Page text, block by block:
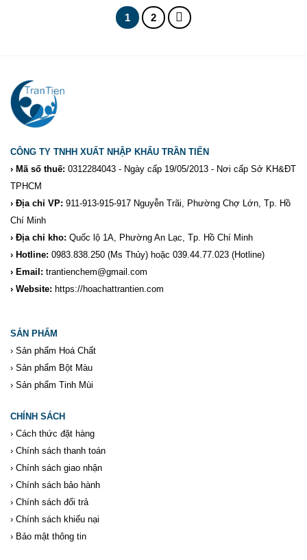
1 2
CÔNG TY TNHH XUẤT NHẬP KHẨU TRẦN TIẾN
› Mã số thuế: 0312284043 - Ngày cấp 19/05/2013 - Nơi cấp Sở KH&ĐT
TPHCM
› Địa chỉ VP: 911-913-915-917 Nguyễn Trãi, Phường Chợ Lớn, Tp. Hồ
Chí Minh
› Địa chỉ kho: Quốc lộ 1A, Phường An Lạc, Tp. Hồ Chí Minh
› Hotline: 0983.838.250(Ms Thủy) hoặc 039.44.77.023(Hotline)
› Email: trantienchem@gmail.com
› Website: https://hoachattrantien.com
SẢN PHẨM
› Sản phẩm Hoá Chất
› Sản phẩm Bột Màu
› Sản phẩm Tinh Mùi
CHÍNH SÁCH
› Cách thức đặt hàng
› Chính sách thanh toán
› Chính sách giao nhận
› Chính sách bảo hành
› Chính sách đổi trả
› Chính sách khiếu nại
› Bảo mật thông tin